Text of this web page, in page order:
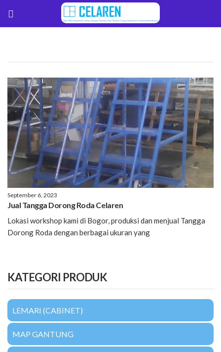
September 6, 2023
Jual Tangga Dorong Roda Celaren
Lokasi workshop kami di Bogor, produksi dan menjual Tangga
Dorong Roda dengan berbagai ukuran yang
KATEGORI PRODUK
LEMARI (CABINET)
MAP GANTUNG